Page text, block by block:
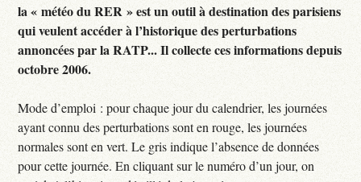
la « météo du RER » est un outil à destination des parisiens
qui veulent accéder à l’historique des perturbations
annoncées par la RATP... Il collecte ces informations depuis
octobre 2006.
Mode d’emploi : pour chaque jour du calendrier, les journées
ayant connu des perturbations sont en rouge, les journées
normales sont en vert. Le gris indique l’absence de données
pour cette journée. En cliquant sur le numéro d’un jour, on